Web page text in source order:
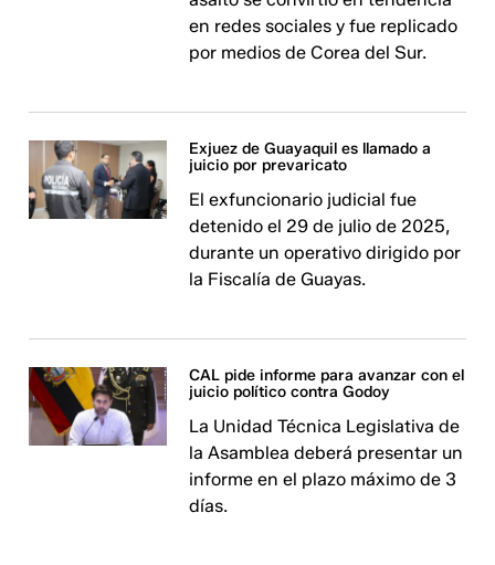
en redes sociales y fue replicado
por medios de Corea del Sur.
Exjuez de Guayaquil es llamado a
juicio por prevaricato
El exfuncionario judicial fue
detenido el 29 de julio de 2025,
durante un operativo dirigido por
la Fiscalía de Guayas.
CAL pide informe para avanzar con el
juicio político contra Godoy
La Unidad Técnica Legislativa de
la Asamblea deberá presentar un
informe en el plazo máximo de 3
días.